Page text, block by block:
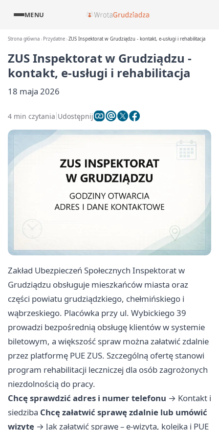
MENU
Strona główna Przydatne ZUS Inspektorat w Grudziądzu - kontakt, e-usługi i rehabilitacja
ZUS Inspektorat w Grudziądzu -
kontakt, e-usługi i rehabilitacja
18 maja 2026
4 min czytania Udostępnij
Zakład Ubezpieczeń Społecznych Inspektorat w
Grudziądzu obsługuje mieszkańców miasta oraz
części powiatu grudziądzkiego, chełmińskiego i
wąbrzeskiego. Placówka przy ul. Wybickiego 39
prowadzi bezpośrednią obsługę klientów w systemie
biletowym, a większość spraw można załatwić zdalnie
przez platformę PUE ZUS. Szczególną ofertę stanowi
program rehabilitacji leczniczej dla osób zagrożonych
niezdolnością do pracy.
Chcę sprawdzić adres i numer telefonu → Kontakt i
siedziba Chcę załatwić sprawę zdalnie lub umówić
wizytę → Jak załatwić sprawę – e-wizyta, kolejka i PUE